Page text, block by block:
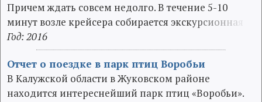
Причем ждать совсем недолго. В течение 5-10
минут возле крейсера собирается экскурсионна
Год: 2016
Отчет о поездке в парк птиц Воробьи
В Калужской области в Жуковском районе
находится интереснейший парк птиц «Воробьи».